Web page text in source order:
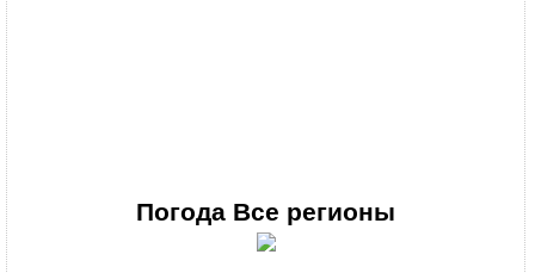
Погода Все регионы